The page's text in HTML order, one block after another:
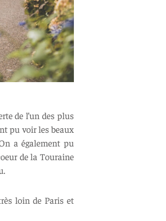
de l’un des plus
pu voir les beaux
a également pu
de la Touraine
loin de Paris et